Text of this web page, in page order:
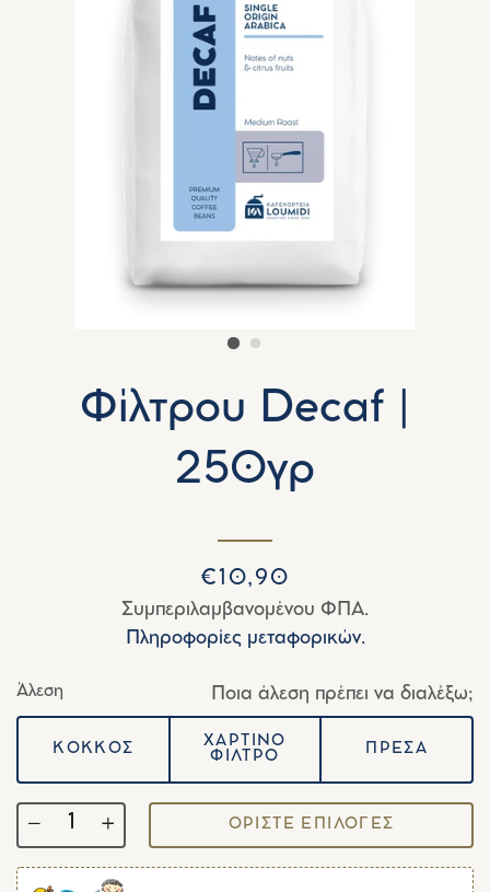
Φίλτρου Decaf |
250γρ
Κανονική
τιμή
Τιμή
έκπτωσης
€10,90
Συμπεριλαμβανομένου ΦΠΑ.
Πληροφορίες μεταφορικών.
Άλεση Ποια άλεση πρέπει να διαλέξω;
ΚΟΚΚΟΣ
ΧΑΡΤΙΝΟ
ΦΙΛΤΡΟ
ΠΡΕΣΑ
− +
ΟΡΙΣΤΕ ΕΠΙΛΟΓΕΣ